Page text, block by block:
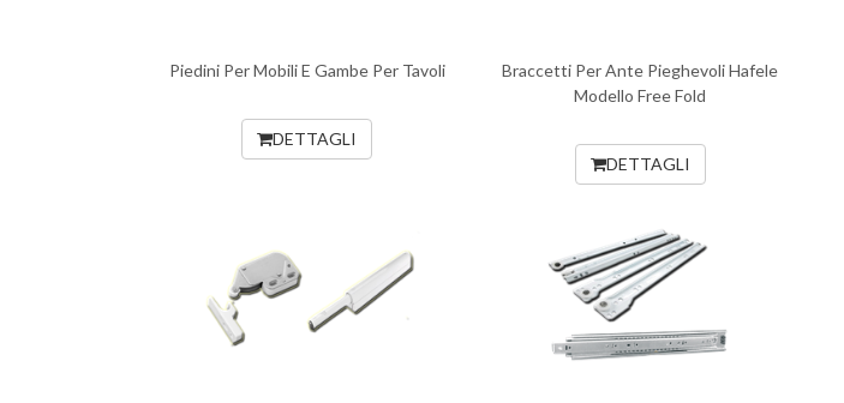
Piedini Per Mobili E Gambe Per Tavoli
DETTAGLI
Braccetti Per Ante Pieghevoli Hafele
Modello Free Fold
DETTAGLI